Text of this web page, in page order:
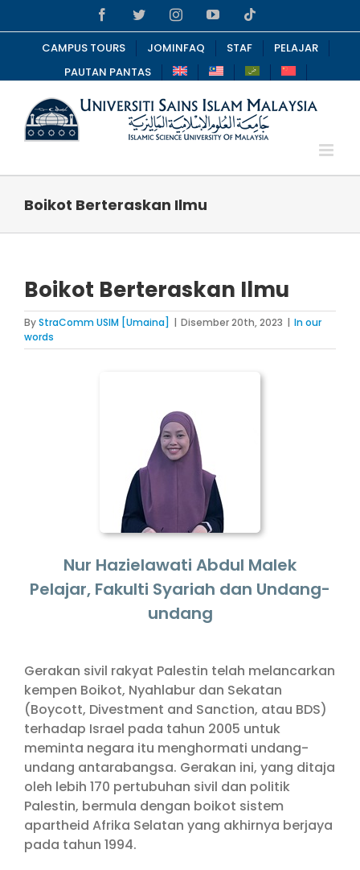
to
content
FacebookTwitterInstagramYouTube
CAMPUS TOURS JOMINFAQ STAF
PELAJAR
PAUTAN PANTAS
Boikot Berteraskan Ilmu
Boikot Berteraskan Ilmu
ByStraComm USIM [Umaina] | Disember 20th, 2023 | In our
words
Nur Hazielawati Abdul Malek
Pelajar, Fakulti Syariah dan Undang-
undang
Gerakan sivil rakyat Palestin telah melancarkan
kempen Boikot, Nyahlabur dan Sekatan
(Boycott, Divestment and Sanction, atau BDS)
terhadap Israel pada tahun 2005 untuk
meminta negara itu menghormati undang-
undang antarabangsa. Gerakan ini, yang ditaja
oleh lebih 170 pertubuhan sivil dan politik
Palestin, bermula dengan boikot sistem
apartheid Afrika Selatan yang akhirnya berjaya
pada tahun 1994.